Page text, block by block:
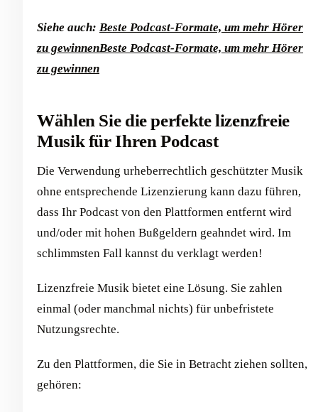
Siehe auch: Beste Podcast-Formate, um mehr Hörer
zu gewinnenBeste Podcast-Formate, um mehr Hörer
zu gewinnen
Wählen Sie die perfekte lizenzfreie
Musik für Ihren Podcast
Die Verwendung urheberrechtlich geschützter Musik
ohne entsprechende Lizenzierung kann dazu führen,
dass Ihr Podcast von den Plattformen entfernt wird
und/oder mit hohen Bußgeldern geahndet wird. Im
schlimmsten Fall kannst du verklagt werden!
Lizenzfreie Musik bietet eine Lösung. Sie zahlen
einmal (oder manchmal nichts) für unbefristete
Nutzungsrechte.
Zu den Plattformen, die Sie in Betracht ziehen sollten,
gehören: